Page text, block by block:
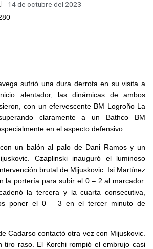
14 de octubre del 2023
sufrió una dura derrota en su visita a
alentador, las dinámicas de ambos
con un efervescente BM Logroño La
claramente a un Bathco BM
en el aspecto defensivo.
un balón al palo de Dani Ramos y un
Czaplinski inauguró el luminoso
brutal de Mijuskovic. Isi Martínez
la portería para subir el 0 – 2 al marcador.
la tercera y la cuarta consecutiva,
poner el 0 – 3 en el tercer minuto de
Cadarso contactó otra vez con Mijuskovic.
tiro raso. El Korchi rompió el embrujo casi